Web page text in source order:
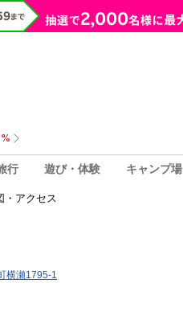
行 遊び・体験 キャンプ場
・アクセス
横瀬1795-1